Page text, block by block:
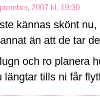
2007 kl. 19:30
kännas skönt
än att de tar
och ro planera
längtar tills ni får